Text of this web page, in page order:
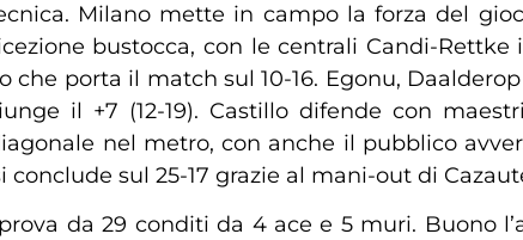
Milano mette in campo la forza del
bustocca, con le centrali Candi-
che porta il match sul 10-16. Egonu,
il +7 (12-19). Castillo difende con
nel metro, con anche il pubblico
conclude sul 25-17 grazie al mani-out di
da 29 conditi da 4 ace e 5 muri. Buono